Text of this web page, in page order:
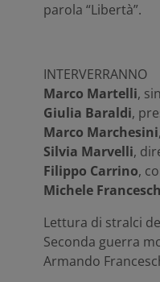
parola “Libertà”.
INTERVERRANNO
Marco Martelli,
Giulia Baraldi,
Marco Marchesini
Silvia Marvelli,
Filippo Carrino,
Michele
Lettura di stralci
Seconda guerra
Armando